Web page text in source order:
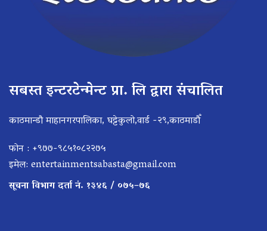
सबस्त इन्टरटेन्मेन्ट प्रा. लि द्वारा संचालित
काठमान्डौ माहानगरपालिका, घट्टेकुलो,वार्ड -२९,काठमाडौँ
फोन : +९७७-९८५१०८२२७५
इमेल: entertainmentsabasta@gmail.com
सूचना विभाग दर्ता नं. १३४६ / ०७५–७६